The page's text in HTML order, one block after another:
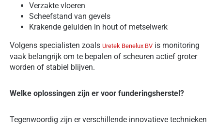
Verzakte vloeren
Scheefstand van gevels
Krakende geluiden in hout of metselwerk
Volgens specialisten zoals Uretek Benelux BV is monitoring
vaak belangrijk om te bepalen of scheuren actief groter
worden of stabiel blijven.
Welke oplossingen zijn er voor funderingsherstel?
Tegenwoordig zijn er verschillende innovatieve technieken